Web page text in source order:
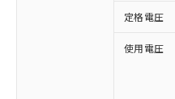
定格電圧
使用電圧